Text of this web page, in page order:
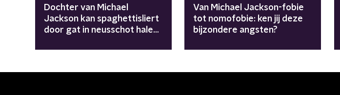
Dochter van Michael
Jackson kan spaghettisliert
door gat in neusschot halen:
Van Michael Jackson-fobie
tot nomofobie: ken jij deze
bijzondere angsten?